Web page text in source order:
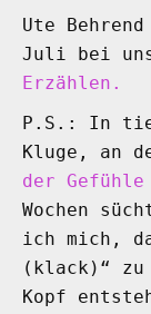
Ute
Juli bei uns
Erzählen.
P.S.: In
Kluge, an
der Gefühle
Wochen
ich mich,
(klack)“
Kopf